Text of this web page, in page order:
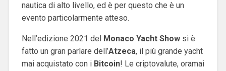
nautica di alto livello, ed è per questo che è un
evento particolarmente atteso.
Nell’edizione 2021 del Monaco Yacht Showsi è
fatto un gran parlare dell’Atzeca, il più grande yacht
mai acquistato con i Bitcoin! Le criptovalute, oramai